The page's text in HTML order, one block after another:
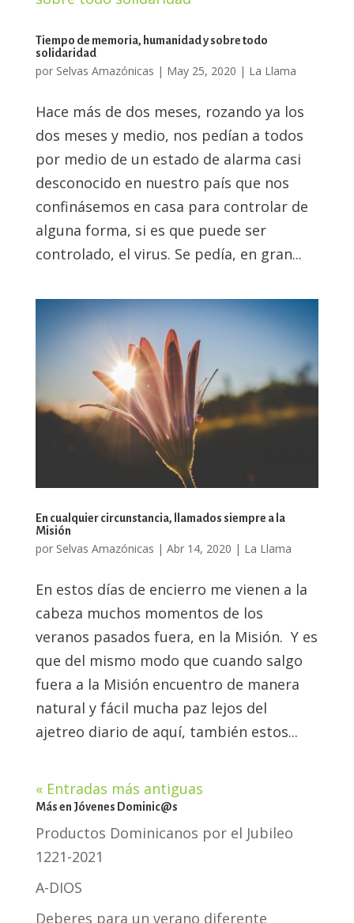
Tiempo de memoria, humanidad y sobre todo
solidaridad
por Selvas Amazónicas | May 25, 2020 | La Llama
Hace más de dos meses, rozando ya los
dos meses y medio, nos pedían a todos
por medio de un estado de alarma casi
desconocido en nuestro país que nos
confinásemos en casa para controlar de
alguna forma, si es que puede ser
controlado, el virus. Se pedía, en gran...
En cualquier circunstancia, llamados siempre a la
Misión
por Selvas Amazónicas | Abr 14, 2020 | La Llama
En estos días de encierro me vienen a la
cabeza muchos momentos de los
veranos pasados fuera, en la Misión. Y es
que del mismo modo que cuando salgo
fuera a la Misión encuentro de manera
natural y fácil mucha paz lejos del
ajetreo diario de aquí, también estos...
« Entradas más antiguas
Más en Jóvenes Dominic@s
Productos Dominicanos por el Jubileo
1221-2021
A-DIOS
Deberes para un verano diferente